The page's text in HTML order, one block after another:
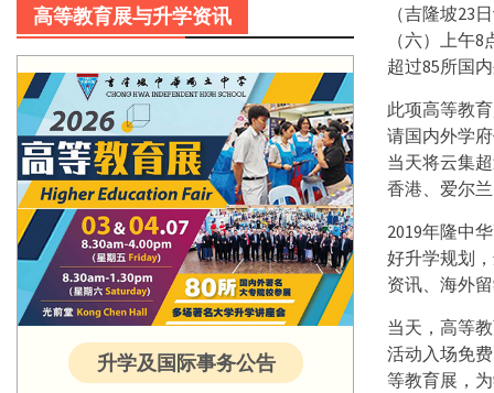
（吉隆坡23
（六）上午
超过85所国
此项高等教
请国内外学
当天将云集
香港、爱尔
2019年隆中
好升学规划
资讯、海外
当天，高等
活动入场免
等教育展，
高等教育展与升学资讯
升学及国际事务公告